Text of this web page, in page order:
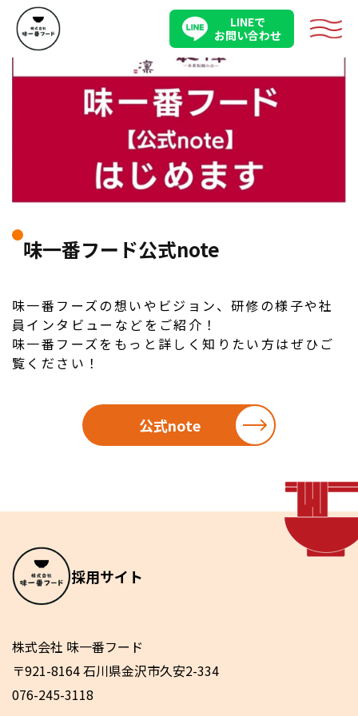
LINEで
お問い合わせ
メニュ
味一番フード公式note
味一番フーズの想いやビジョン、研修の様子や社
員インタビューなどをご紹介！
味一番フーズをもっと詳しく知りたい方はぜひご
覧ください！
公式note
採用サイト
株式会社 味一番フード
〒921-8164 石川県金沢市久安2-334
076-245-3118